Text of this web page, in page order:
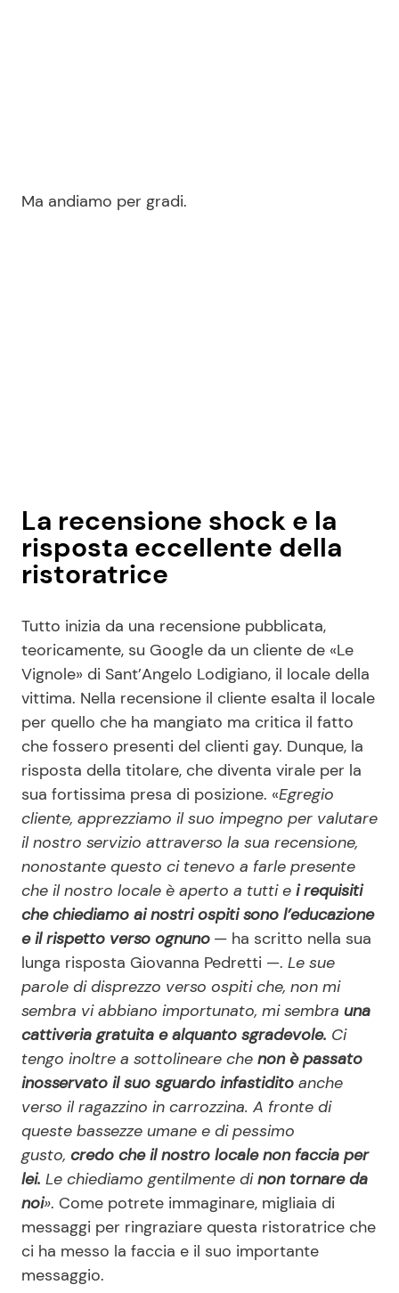
Ma andiamo per gradi.
La recensione shock e la
risposta eccellente della
ristoratrice
Tutto inizia da una recensione pubblicata,
teoricamente, su Google da un cliente de «Le
Vignole» di Sant’Angelo Lodigiano, il locale della
vittima. Nella recensione il cliente esalta il locale
per quello che ha mangiato ma critica il fatto
che fossero presenti del clienti gay. Dunque, la
risposta della titolare, che diventa virale per la
sua fortissima presa di posizione. «Egregio
cliente, apprezziamo il suo impegno per valutare
il nostro servizio attraverso la sua recensione,
nonostante questo ci tenevo a farle presente
che il nostro locale è aperto a tutti e i requisiti
che chiediamo ai nostri ospiti sono l’educazione
e il rispetto verso ognuno — ha scritto nella sua
lunga risposta Giovanna Pedretti —. Le sue
parole di disprezzo verso ospiti che, non mi
sembra vi abbiano importunato, mi sembra una
cattiveria gratuita e alquanto sgradevole. Ci
tengo inoltre a sottolineare che non è passato
inosservato il suo sguardo infastidito anche
verso il ragazzino in carrozzina. A fronte di
queste bassezze umane e di pessimo
gusto, credo che il nostro locale non faccia per
lei. Le chiediamo gentilmente dinon tornare da
noi». Come potrete immaginare, migliaia di
messaggi per ringraziare questa ristoratrice che
ci ha messo la faccia e il suo importante
messaggio.